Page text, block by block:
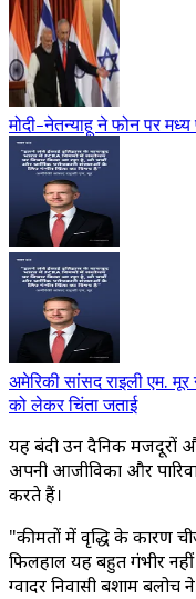
मोदी-नेतन्याहू ने फोन पर मध्य
अमेरिकी सांसद राइली एम. मूर
को लेकर चिंता जताई
यह बंदी उन दैनिक मजदूरों
अपनी आजीविका और
करते हैं।
"कीमतों में वृद्धि के कारण
फिलहाल यह बहुत गंभीर
ग्वादर निवासी बशाम बलोच